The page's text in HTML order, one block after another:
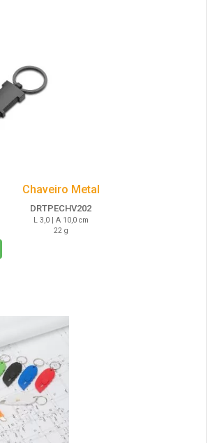
Chaveiro Metal
DRTPECHV202
L 3,0 | A 10,0 cm
22 g